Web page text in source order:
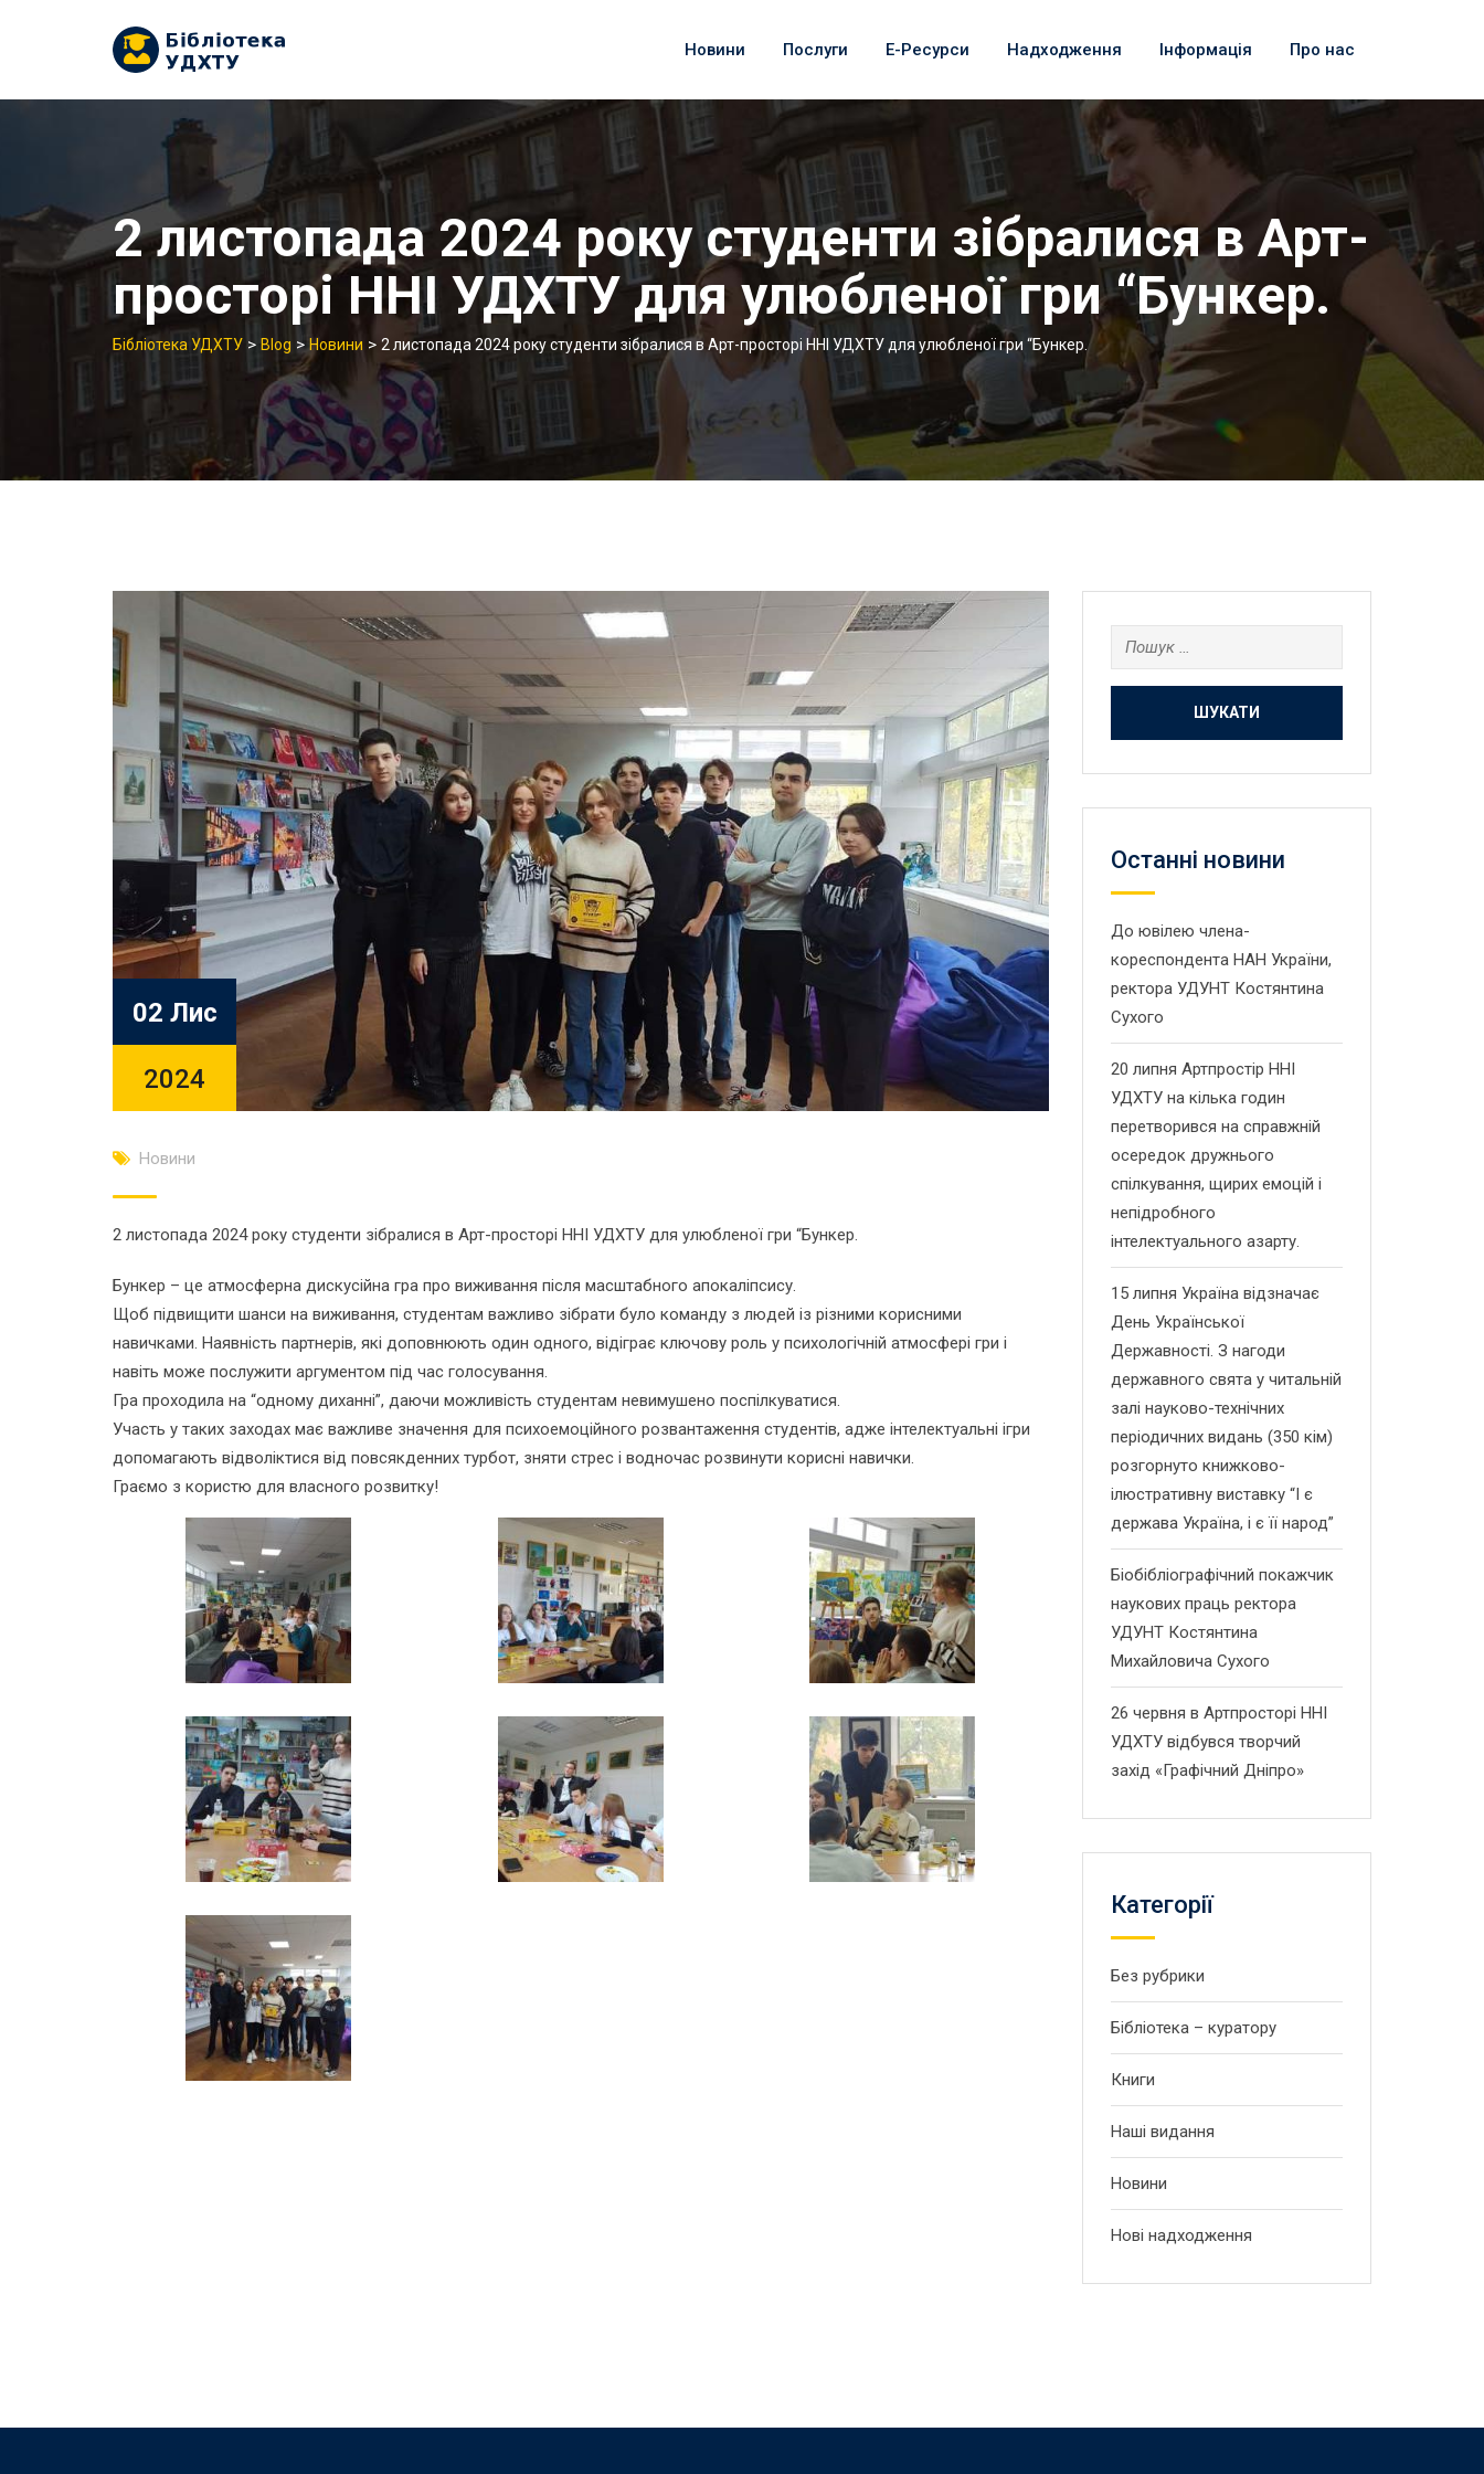
Новини Послуги Е-Ресурси Надходження Інформація Про нас
2 листопада 2024 року студенти зібралися в Арт-
просторі ННІ УДХТУ для улюбленої гри “Бункер.
Бібліотека УДХТУ > Blog >Новини > 2 листопада 2024 року студенти зібралися в Арт-просторі ННІ УДХТУ для улюбленої гри “Бункер.
02 Лис
2024
Новини
2 листопада 2024 року студенти зібралися в Арт-просторі ННІ УДХТУ для улюбленої гри “Бункер.
Бункер – це атмосферна дискусійна гра про виживання після масштабного апокаліпсису.
Щоб підвищити шанси на виживання, студентам важливо зібрати було команду з людей із різними корисними
навичками. Наявність партнерів, які доповнюють один одного, відіграє ключову роль у психологічній атмосфері гри і
навіть може послужити аргументом під час голосування.
Гра проходила на “одному диханні”, даючи можливість студентам невимушено поспілкуватися.
Участь у таких заходах має важливе значення для психоемоційного розвантаження студентів, адже інтелектуальні ігри
допомагають відволіктися від повсякденних турбот, зняти стрес і водночас розвинути корисні навички.
Граємо з користю для власного розвитку!
Пошук:
Останнi новини
До ювілею члена-
кореспондента НАН України,
ректора УДУНТ Костянтина
Сухого
20 липня Артпростір ННІ
УДХТУ на кілька годин
перетворився на справжній
осередок дружнього
спілкування, щирих емоцій і
непідробного
інтелектуального азарту.
15 липня Україна відзначає
День Української
Державності. З нагоди
державного свята у читальній
залі науково-технічних
періодичних видань (350 кім)
розгорнуто книжково-
ілюстративну виставку “І є
держава Україна, і є її народ”
Біобібліографічний покажчик
наукових праць ректора
УДУНТ Костянтина
Михайловича Сухого
26 червня в Артпросторі ННІ
УДХТУ відбувся творчий
захід «Графічний Дніпро»
Категорії
Без рубрики
Бібліотека – куратору
Книги
Наші видання
Новини
Нові надходження